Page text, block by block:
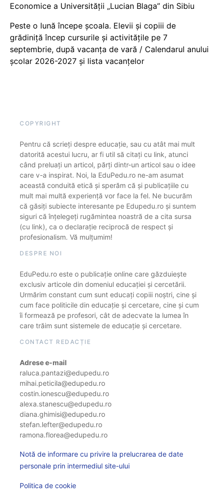
Economice a Universității „Lucian Blaga” din Sibiu
Peste o lună începe școala. Elevii și copiii de
grădiniță încep cursurile și activitățile pe 7
septembrie, după vacanța de vară / Calendarul anului
școlar 2026-2027 și lista vacanțelor
COPYRIGHT
Pentru că scrieți despre educație, sau cu atât mai mult
datorită acestui lucru, ar fi util să citați cu link, atunci
când preluați un articol, părți dintr-un articol sau o idee
care v-a inspirat. Noi, la EduPedu.ro ne-am asumat
această conduită etică și sperăm că și publicațiile cu
mult mai multă experiență vor face la fel. Ne bucurăm
că găsiți subiecte interesante pe Edupedu.ro și suntem
siguri că înțelegeți rugămintea noastră de a cita sursa
(cu link), ca o declarație reciprocă de respect și
profesionalism. Vă mulțumim!
DESPRE NOI
EduPedu.ro este o publicație online care găzduiește
exclusiv articole din domeniul educației și cercetării.
Urmărim constant cum sunt educați copiii noștri, cine și
cum face politicile din educație și cercetare, cine și cum
îi formează pe profesori, cât de adecvate la lumea în
care trăim sunt sistemele de educație și cercetare.
CONTACT REDACȚIE
Adrese e-mail
raluca.pantazi@edupedu.ro
mihai.peticila@edupedu.ro
costin.ionescu@edupedu.ro
alexa.stanescu@edupedu.ro
diana.ghimisi@edupedu.ro
stefan.lefter@edupedu.ro
ramona.florea@edupedu.ro
Notă de informare cu privire la prelucrarea de date
personale prin intermediul site-ului
Politica de cookie